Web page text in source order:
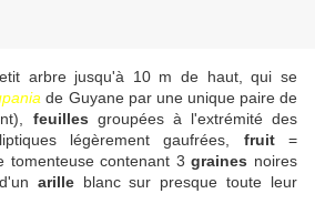
arbre jusqu'à 10 m de haut, qui se
de Guyane par une unique paire de
feuilles groupées à l'extrémité des
légèrement gaufrées, fruit=
tomenteuse contenant 3graines noires
arille blanc sur presque toute leur